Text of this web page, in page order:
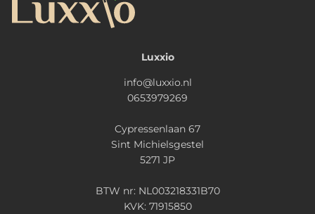
Luxxio
info@luxxio.nl
0653979269
Cypressenlaan 67
Sint Michielsgestel
5271 JP
BTW nr: NL003218331B70
KVK: 71915850